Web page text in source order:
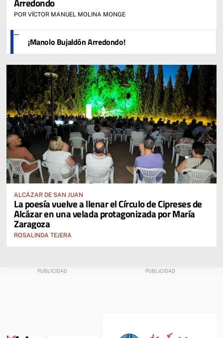
POR VÍCTOR MANUEL MOLINA MONGE
¡Manolo Bujaldón Arredondo!
ALCÁZAR DE SAN JUAN
La poesía vuelve a llenar el Círculo de Cipreses de
Alcázar en una velada protagonizada por María
Zaragoza
ROSALINDA TEJERA